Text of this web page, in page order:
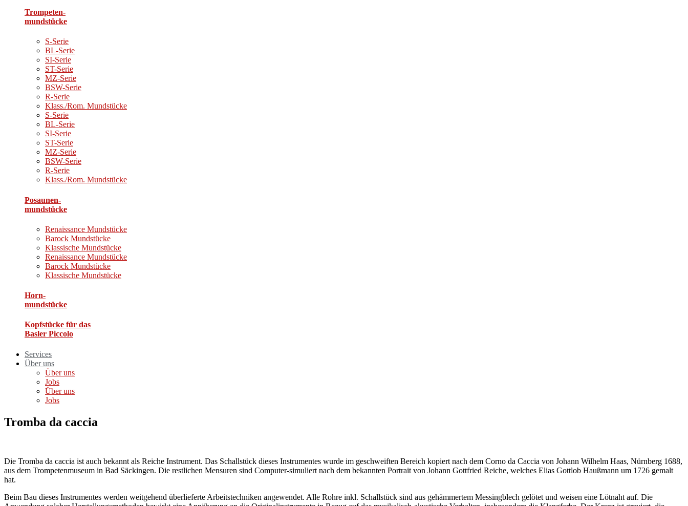
Trompeten-
mundstücke
S-Serie
BL-Serie
SI-Serie
ST-Serie
MZ-Serie
BSW-Serie
R-Serie
Klass./Rom. Mundstücke
S-Serie
BL-Serie
SI-Serie
ST-Serie
MZ-Serie
BSW-Serie
R-Serie
Klass./Rom. Mundstücke
Posaunen-
mundstücke
Renaissance Mundstücke
Barock Mundstücke
Klassische Mundstücke
Renaissance Mundstücke
Barock Mundstücke
Klassische Mundstücke
Horn-
mundstücke
Kopfstücke für das
Basler Piccolo​
Services
Über uns
Über uns
Jobs
Über uns
Jobs
Tromba da caccia
Die Tromba da caccia ist auch bekannt als Reiche Instrument. Das Schallstück dieses Instrumentes wurde im geschweiften Bereich kopiert nach dem Corno da Caccia von Johann Wilhelm Haas, Nürnberg 1688,
aus dem Trompetenmuseum in Bad Säckingen. Die restlichen Mensuren sind Computer-simuliert nach dem bekannten Portrait von Johann Gottfried Reiche, welches Elias Gottlob Haußmann um 1726 gemalt
hat.
Beim Bau dieses Instrumentes werden weitgehend überlieferte Arbeitstechniken angewendet. Alle Rohre inkl. Schallstück sind aus gehämmertem Messingblech gelötet und weisen eine Lötnaht auf. Die